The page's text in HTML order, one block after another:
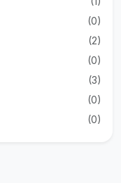
(0)
(2)
(0)
(3)
(0)
(0)